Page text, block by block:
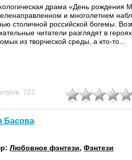
драма «День рождения
и многолетнем
столичной российской богемы.
читатели разглядят в
из творческой среды, а кто-то...
721
Басова
Любовное фэнтези,Фэнтези